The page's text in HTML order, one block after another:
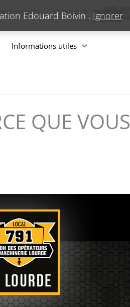
Edouard Boivin . Ignorer
NOUVELLES CONTACT
Informations utiles
QUE VOUS